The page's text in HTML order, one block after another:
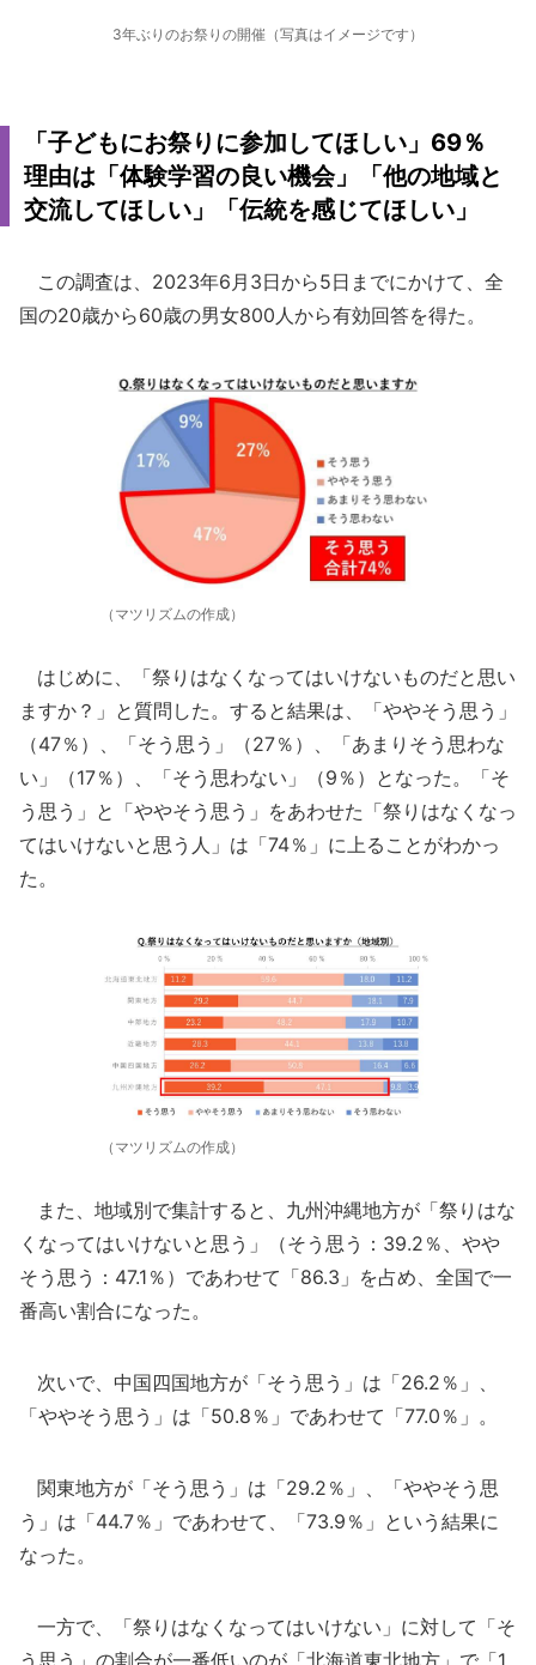
3年ぶりのお祭りの開催（写真はイメージです）
「子どもにお祭りに参加してほしい」69％
理由は「体験学習の良い機会」「他の地域と
交流してほしい」「伝統を感じてほしい」
この調査は、2023年6月3日から5日までにかけて、全
国の20歳から60歳の男女800人から有効回答を得た。
（マツリズムの作成）
はじめに、「祭りはなくなってはいけないものだと思い
ますか？」と質問した。すると結果は、「ややそう思う」
（47％）、「そう思う」（27％）、「あまりそう思わな
い」（17％）、「そう思わない」（9％）となった。「そ
う思う」と「ややそう思う」をあわせた「祭りはなくなっ
てはいけないと思う人」は「74％」に上ることがわかっ
た。
（マツリズムの作成）
また、地域別で集計すると、九州沖縄地方が「祭りはな
くなってはいけないと思う」（そう思う：39.2％、やや
そう思う：47.1％）であわせて「86.3」を占め、全国で一
番高い割合になった。
次いで、中国四国地方が「そう思う」は「26.2％」、
「ややそう思う」は「50.8％」であわせて「77.0％」。
関東地方が「そう思う」は「29.2％」、「ややそう思
う」は「44.7％」であわせて、「73.9％」という結果に
なった。
一方で、「祭りはなくなってはいけない」に対して「そ
う思う」の割合が一番低いのが「北海道東北地方」で「1